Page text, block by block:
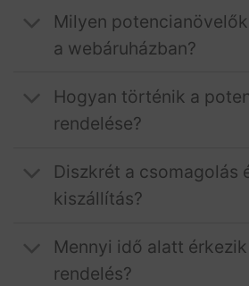
Milyen
a webáruházban?
Hogyan történik a
rendelése?
Diszkrét a csomagolás
kiszállítás?
Mennyi idő alatt
rendelés?